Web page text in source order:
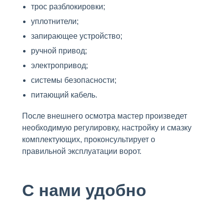
трос разблокировки;
уплотнители;
запирающее устройство;
ручной привод;
электропривод;
системы безопасности;
питающий кабель.
После внешнего осмотра мастер произведет
необходимую регулировку, настройку и смазку
комплектующих, проконсультирует о
правильной эксплуатации ворот.
С нами удобно